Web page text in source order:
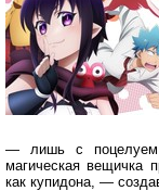
— лишь с поцелуем
магическая вещичка
как купидона, —